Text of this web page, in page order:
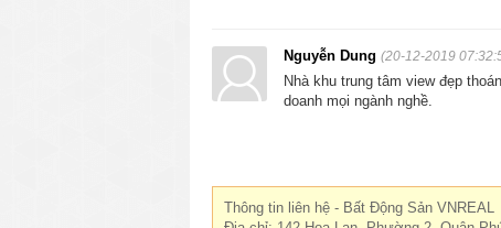
Nguyễn Dung (20-12-2019
Nhà khu trung tâm view đẹp
doanh mọi ngành nghề.
Thông tin liên hệ - Bất Động Sản VNREAL